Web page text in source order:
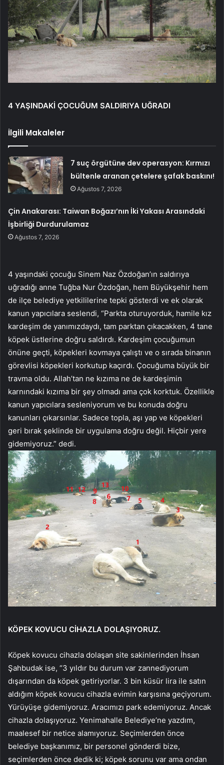
4 YAŞINDAKİ ÇOCUĞUM SALDIRIYA UĞRADI
İlgili Makaleler
7 suç örgütüne dev operasyon: Kırmızı
bültenle aranan çetelere şafak baskını!
Ağustos 7, 2026
Çin Anakarası: Taiwan Boğazı’nın İki Yakası Arasındaki
İşbirliği Durdurulamaz
Ağustos 7, 2026
4 yaşındaki çocuğu Sinem Naz Özdoğan’ın saldırıya
uğradığı anne Tuğba Nur Özdoğan, hem Büyükşehir hem
de ilçe belediye yetkililerine tepki gösterdi ve ek olarak
kanun yapıcılara seslendi, “Parkta oturuyorduk, hamile kız
kardeşim de yanımızdaydı, tam parktan çıkacakken, 4 tane
köpek üstlerine doğru saldırdı. Kardeşim çocuğumun
önüne geçti, köpekleri kovmaya çalıştı ve o sırada binanın
görevlisi köpekleri korkutup kaçırdı. Çocuğuma büyük bir
travma oldu. Allah’tan ne kızıma ne de kardeşimin
karnındaki kızıma bir şey olmadı ama çok korktuk. Özellikle
kanun yapıcılara sesleniyorum ve bu konuda doğru
kanunları çıkarsınlar. Sadece topla, aşı yap ve köpekleri
geri bırak şeklinde bir uygulama doğru değil. Hiçbir yere
gidemiyoruz.” dedi.
KÖPEK KOVUCU CİHAZLA DOLAŞIYORUZ.
Köpek kovucu cihazla dolaşan site sakinlerinden İhsan
Şahbudak ise, “3 yıldır bu durum var zannediyorum
dışarından da köpek getiriyorlar. 3 bin küsür lira ile satın
aldığım köpek kovucu cihazla evimin karşısına geçiyorum.
Yürüyüşe gidemiyoruz. Aracımızı park edemiyoruz. Ancak
cihazla dolaşıyoruz. Yenimahalle Belediye’ne yazdım,
maalesef bir netice alamıyoruz. Seçimlerden önce
belediye başkanımız, bir personel gönderdi bize,
seçimlerden önce dedik ki; köpek sorunu var ama ondan